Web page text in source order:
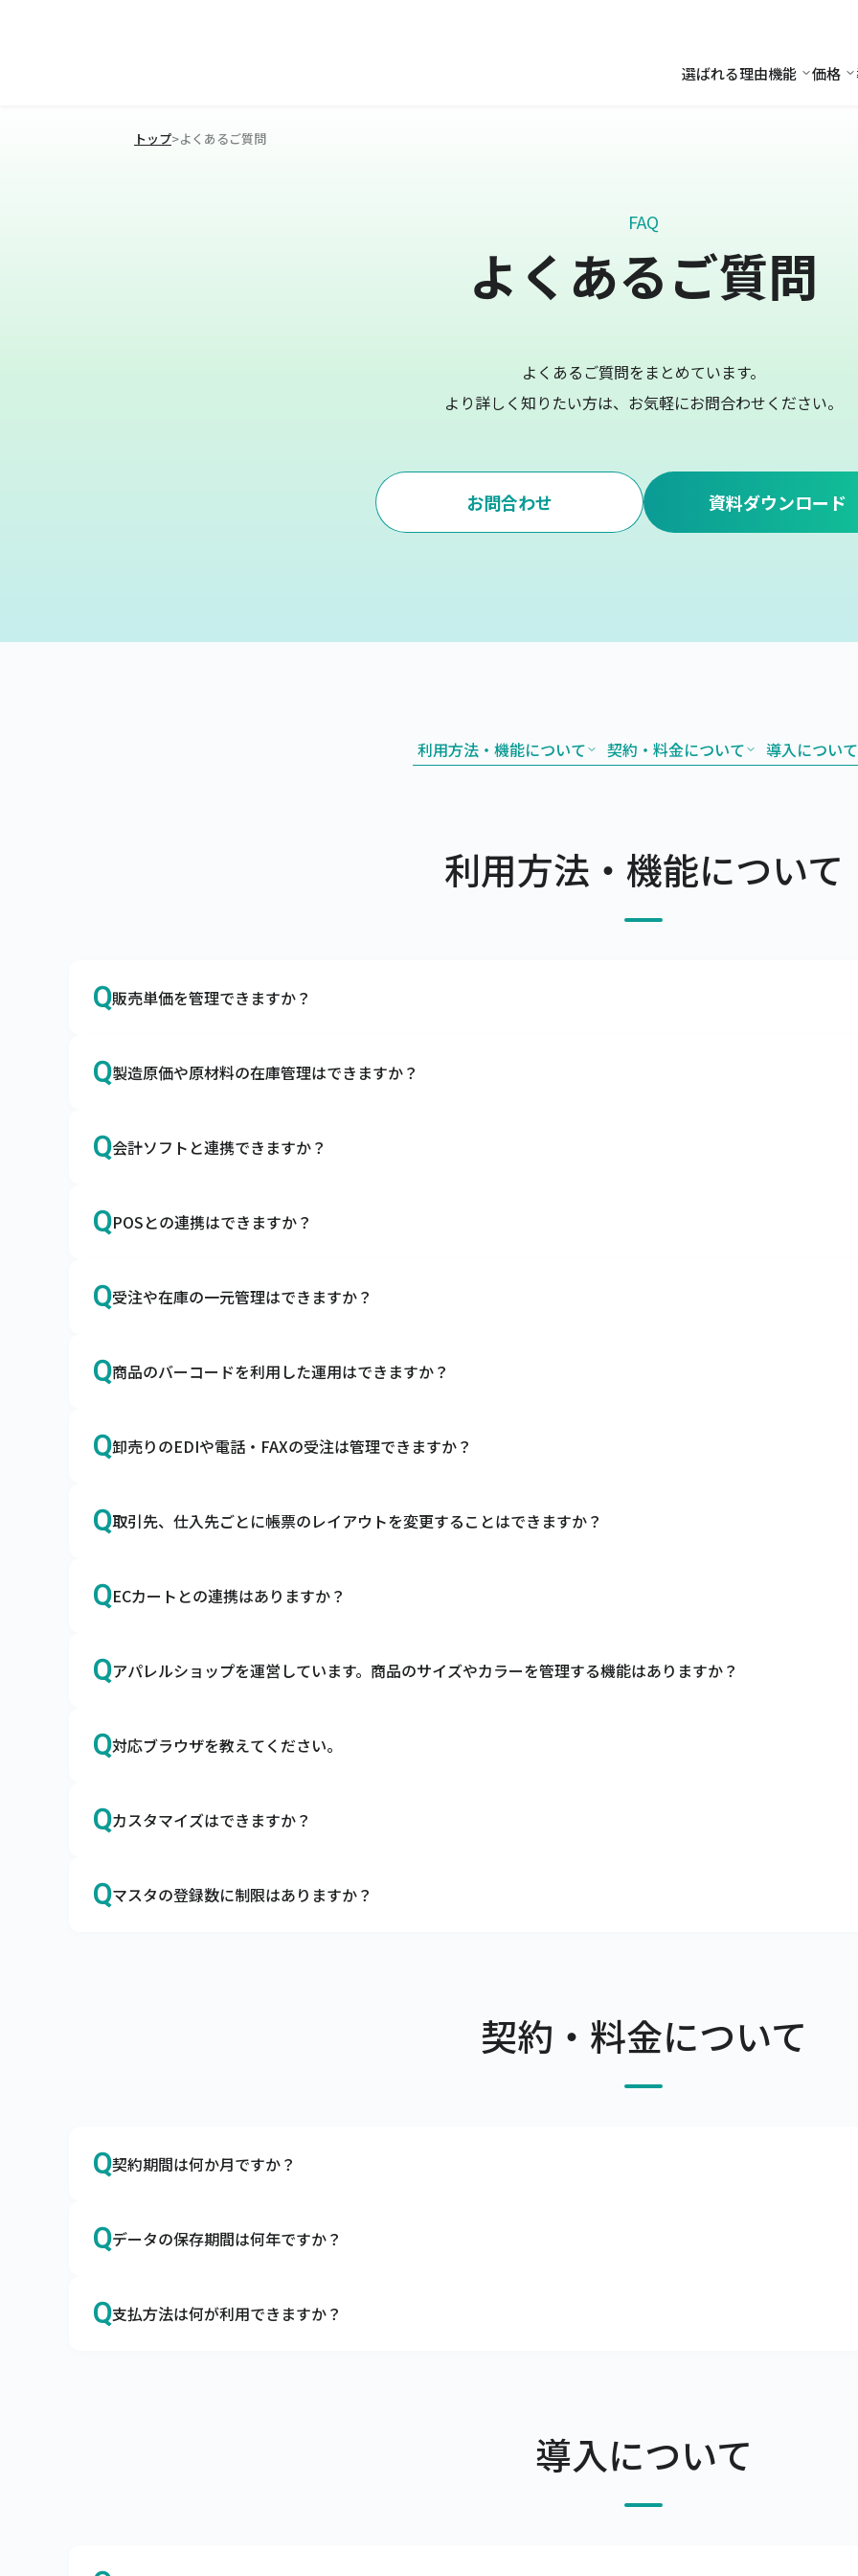
選ばれる理由機能 機能
価格
トップ>よくあるご質問
FAQ
よくあるご質問
よくあるご質問をまとめています。
より詳しく知りたい方は、お気軽にお問合わせください。
お問合わせ 資料ダウンロード
利用方法・機能について 契約・料金について 導入について
利用方法・機能について
Q販売単価を管理できますか？
A
販売単価マスタやグループ別販売単価マスタを利用することによって、取引先ごとの単価を調整したり、掛
Q製造原価や原材料の在庫管理はできますか？
A
構成品をマスタ登録して所要量計算や原価管理ができます。また、原材料の発注・仕入や入出庫も合わせて管
Q会計ソフトと連携できますか？
A
キャムマックスで売上・入金・仕入・支払などの仕訳データを出力できますので、会計ソフトで取り込んでご
QPOSとの連携はできますか？
A
スマレジ・SquareのPOSレジとapi連携しています。それ以外のPOSサービスはデータ取り込み機能で連携が
Q受注や在庫の一元管理はできますか？
A
自社ECやモール、店舗、卸の受注を一元管理できます。共通の在庫をリアルタイムに引き当てるため、欠品
Q商品のバーコードを利用した運用はできますか？
A
ハンディターミナルとの連携はもちろん、スマートフォンにバーコードリーダーを接続してキャムマックス
Q卸売りのEDIや電話・FAXの受注は管理できますか？
A
キャムマックスにはEDIデータの取込機能と受注入力機能がございます。受注から出荷・請求まで管理できま
Q取引先、仕入先ごとに帳票のレイアウトを変更することはできますか？
A
キャムマックスは帳票作成ツールと連携が可能です。自由に帳票を作成いただけます。
QECカートとの連携はありますか？
A
キャムマックスはBカートやCOLOR MEなど、各種カートからの受注を取り込むことが可能です。
Qアパレルショップを運営しています。商品のサイズやカラーを管理する機能はありますか？
A
キャムマックスはアパレルの導入実績も多数ございます。
Q対応ブラウザを教えてください。
A
日本国内で最大のシェアを誇るブラウザ、Google Chromeは無料でダウンロードできます。
Qカスタマイズはできますか？
A
キャムマックスはカスタマイズなしでも、機能的にご利用いただけるERPとして開発されました。
Qマスタの登録数に制限はありますか？
契約・料金について
Q契約期間は何か月ですか？
A
解約をご希望の場合は、契約期間満了の2か月前までにご連絡ください。申し入れのない場合は自動更新とな
Qデータの保存期間は何年ですか？
A
Q支払方法は何が利用できますか？
なお、口座引落（口座振替）をご利用できますので、ご希望の場合はその旨をお申し付けください。
導入について